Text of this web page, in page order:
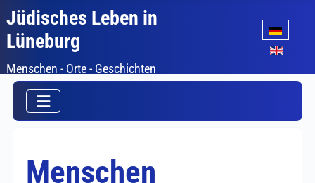
Jüdisches Leben in
Lüneburg
Menschen - Orte - Geschichten
Sprache